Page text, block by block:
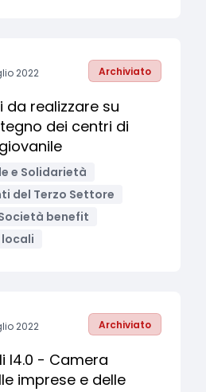
2022 Archiviato
da realizzare su
dei centri di
e Solidarietà
del Terzo Settore
benefit
2022 Archiviato
I4.0 - Camera
imprese e delle